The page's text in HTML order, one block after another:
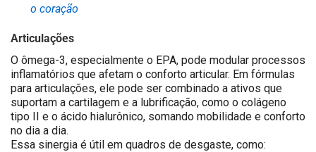
o coração
Articulações
O ômega-3, especialmente o EPA, pode modular processos
inflamatórios que afetam o conforto articular. Em fórmulas
para articulações, ele pode ser combinado a ativos que
suportam a cartilagem e a lubrificação, como o colágeno
tipo II e o ácido hialurônico, somando mobilidade e conforto
no dia a dia.
Essa sinergia é útil em quadros de desgaste, como: